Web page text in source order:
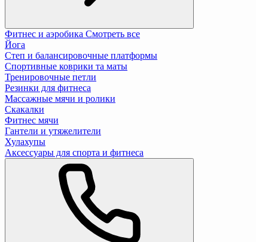
Фитнес и аэробика Смотреть все
Йога
Степ и балансировочные платформы
Спортивные коврики та маты
Тренировочные петли
Резинки для фитнеса
Массажные мячи и ролики
Скакалки
Фитнес мячи
Гантели и утяжелители
Хулахупы
Аксессуары для спорта и фитнеса